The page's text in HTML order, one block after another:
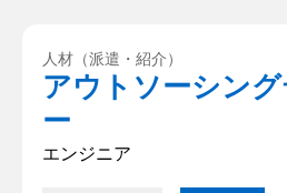
アとして活躍できる企業であ
とエンジニアには興味がなか
援している方...
人材（派遣・紹介）
アウトソーシン
ー
エンジニア